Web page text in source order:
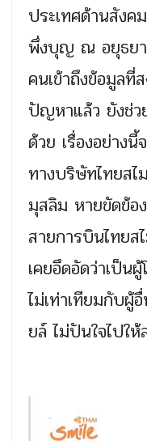
ประเทศด้านสัง
พึ่งบุญ ณ อยุธยา
คนเข้าถึงข้อมูลที่
ปัญหาแล้ว ยังช่ว
ด้วย เรื่องอย่าง
ทางบริษัทไทยสไ
มุสลิม หายขัดข้อ
สายการบินไทยส
เคยอึดอัดว่าเป็น
ไม่เท่าเทียมกับผู้
ยล์ ไม่ปันใจไปใ